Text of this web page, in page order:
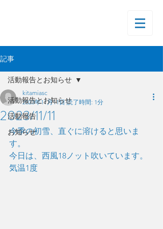
記事
活動報告とお知らせ
活動報告
お知らせ
活動報告とお知らせ
2023/11/11
kitamiasc
2023年11月11日 読了時間: 1分
今季の初雪、直ぐに溶けると思いま
す。
今日は、西風18ノット吹いています。
気温1度